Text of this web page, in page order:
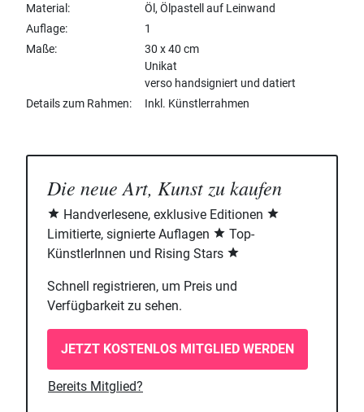
Material
Öl, Ölpastell auf Leinwand
Auflage
1
Maße
30 x 40 cm
Unikat
verso handsigniert und datiert
Details zum Rahmen
Inkl. Künstlerrahmen
Die neue Art, Kunst zu kaufen
Handverlesene, exklusive Editionen
Limitierte, signierte Auflagen
Top-
KünstlerInnen und Rising Stars
Schnell registrieren, um Preis und
Verfügbarkeit zu sehen.
JETZT KOSTENLOS MITGLIED WERDEN
Bereits Mitglied?